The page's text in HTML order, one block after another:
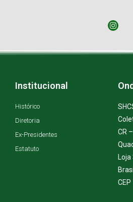
Institucional
Histórico
Diretoria
Ex-Presidentes
Estatuto
CR